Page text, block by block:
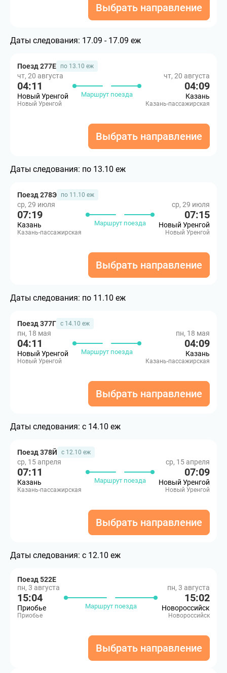
Выбрать направление
Даты следования: 17.09 - 17.09 еж
Поезд 277Е по 13.10 еж
чт, 20 августа
04:11
Новый Уренгой
Новый Уренгой
Маршрут поезда
чт, 20 августа
04:09
Казань
Казань-пассажирская
Выбрать направление
Даты следования: по 13.10 еж
Поезд 278Э по 11.10 еж
ср, 29 июля
07:19
Казань
Казань-пассажирская
Маршрут поезда
ср, 29 июля
07:15
Новый Уренгой
Новый Уренгой
Выбрать направление
Даты следования: по 11.10 еж
Поезд 377Г с 14.10 еж
пн, 18 мая
04:11
Новый Уренгой
Новый Уренгой
Маршрут поезда
пн, 18 мая
04:09
Казань
Казань-пассажирская
Выбрать направление
Даты следования: с 14.10 еж
Поезд 378Й с 12.10 еж
ср, 15 апреля
07:11
Казань
Казань-пассажирская
Маршрут поезда
ср, 15 апреля
07:09
Новый Уренгой
Новый Уренгой
Выбрать направление
Даты следования: с 12.10 еж
Поезд 522Е
пн, 3 августа
15:04
Приобье
Приобье
Маршрут поезда
пн, 3 августа
15:02
Новороссийск
Новороссийск
Выбрать направление